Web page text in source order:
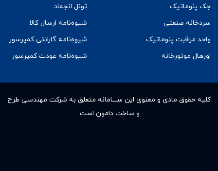
جک پنوماتیک
سردخانه صنعتی
واحد مراقبت پنوماتیک
اورهال موتورخانه
تونل انجماد
شیوه‌نامه ارسال کالا
شیوه‌نامه گارانتی کمپرسور
شیوه‌نامه عودت کمپرسور
کلیه حقوق مادى و معنوى این ســـامانه متعلق به شرکت مهندسی طرح
و ساخت دامون است.